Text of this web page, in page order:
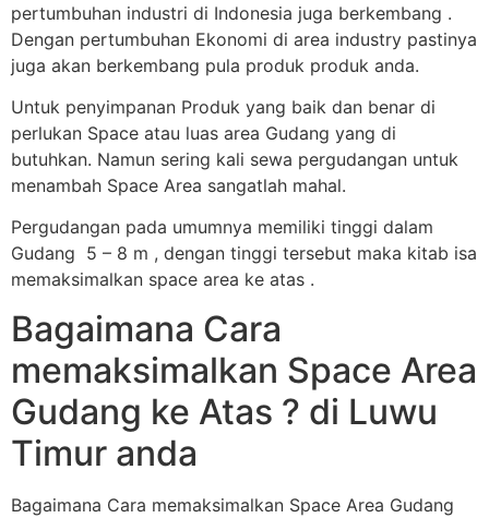
pertumbuhan industri di Indonesia juga berkembang .
Dengan pertumbuhan Ekonomi di area industry pastinya
juga akan berkembang pula produk produk anda.
Untuk penyimpanan Produk yang baik dan benar di
perlukan Space atau luas area Gudang yang di
butuhkan. Namun sering kali sewa pergudangan untuk
menambah Space Area sangatlah mahal.
Pergudangan pada umumnya memiliki tinggi dalam
Gudang 5 – 8 m , dengan tinggi tersebut maka kitab isa
memaksimalkan space area ke atas .
Bagaimana Cara
memaksimalkan Space Area
Gudang ke Atas ? di Luwu
Timur anda
Bagaimana Cara memaksimalkan Space Area Gudang